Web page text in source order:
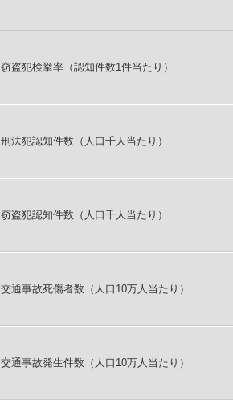
窃盗犯検挙率（認知件数1件当たり）
刑法犯認知件数（人口千人当たり）
窃盗犯認知件数（人口千人当たり）
交通事故死傷者数（人口10万人当たり）
交通事故発生件数（人口10万人当たり）